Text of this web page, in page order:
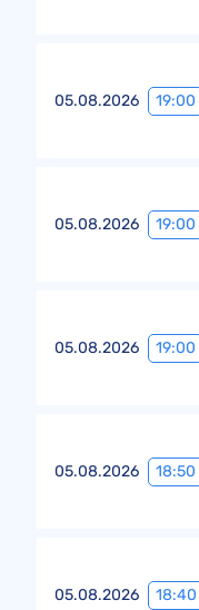
05.08.2026 19:00
05.08.2026 19:00
05.08.2026 19:00
05.08.2026 18:50
05.08.2026 18:40